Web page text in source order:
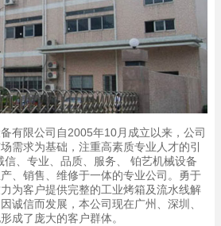
有限公司自2005年10月成立以来，公司
需求为基础，注重高素质专业人才的引
信、专业、品质、服务、 铂艺机械设备
、销售、维修于一体的专业公司。勇于
为客户提供完整的工业烤箱及流水线解
诚信而发展，本公司现在广州、深圳、
成了庞大的客户群体。